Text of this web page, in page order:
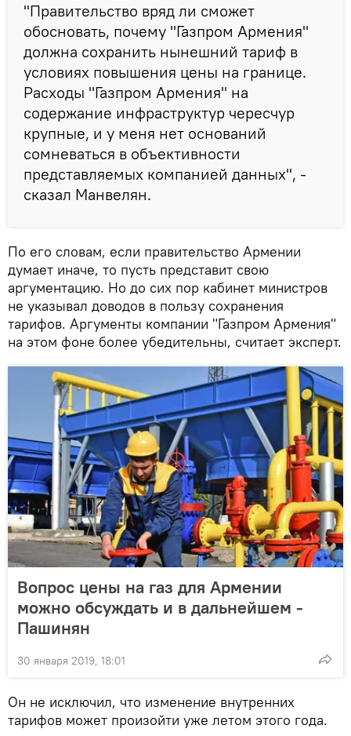
"Правительство вряд ли сможет
обосновать, почему "Газпром Армения"
должна сохранить нынешний тариф в
условиях повышения цены на границе.
Расходы "Газпром Армения" на
содержание инфраструктур чересчур
крупные, и у меня нет оснований
сомневаться в объективности
представляемых компанией данных", -
сказал Манвелян.
По его словам, если правительство Армении
думает иначе, то пусть представит свою
аргументацию. Но до сих пор кабинет министров
не указывал доводов в пользу сохранения
тарифов. Аргументы компании "Газпром Армения"
на этом фоне более убедительны, считает эксперт.
Вопрос цены на газ для Армении
можно обсуждать и в дальнейшем -
Пашинян
30 января 2019, 18:01
Он не исключил, что изменение внутренних
тарифов может произойти уже летом этого года.